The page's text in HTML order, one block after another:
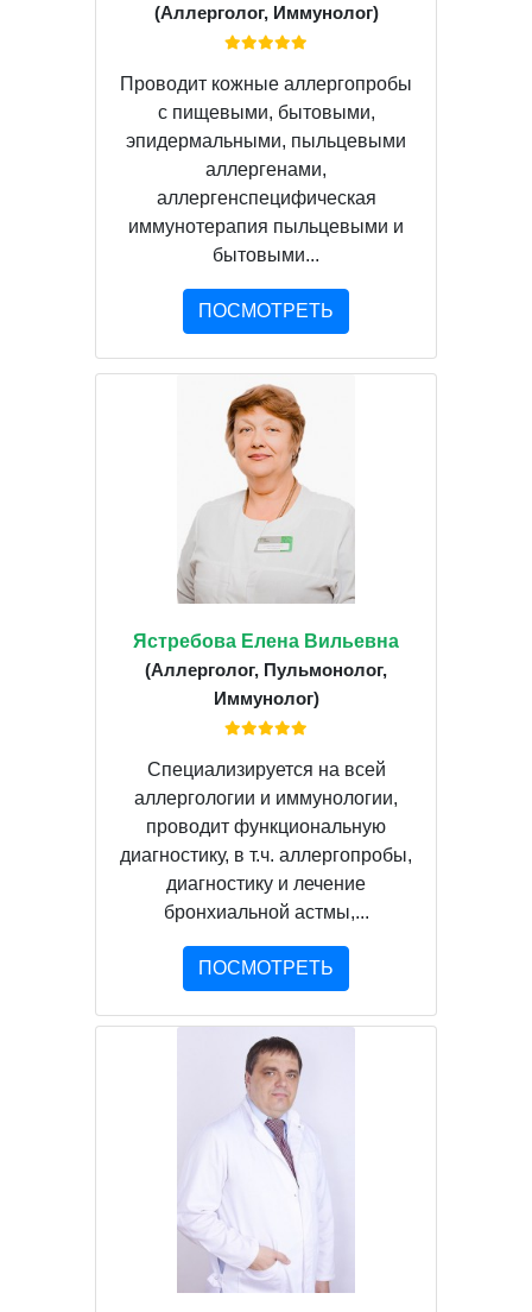
(Аллерголог, Иммунолог)
Проводит кожные аллергопробы
с пищевыми, бытовыми,
эпидермальными, пыльцевыми
аллергенами,
аллергенспецифическая
иммунотерапия пыльцевыми и
бытовыми...
ПОСМОТРЕТЬ
Ястребова Елена Вильевна
(Аллерголог, Пульмонолог,
Иммунолог)
Специализируется на всей
аллергологии и иммунологии,
проводит функциональную
диагностику, в т.ч. аллергопробы,
диагностику и лечение
бронхиальной астмы,...
ПОСМОТРЕТЬ